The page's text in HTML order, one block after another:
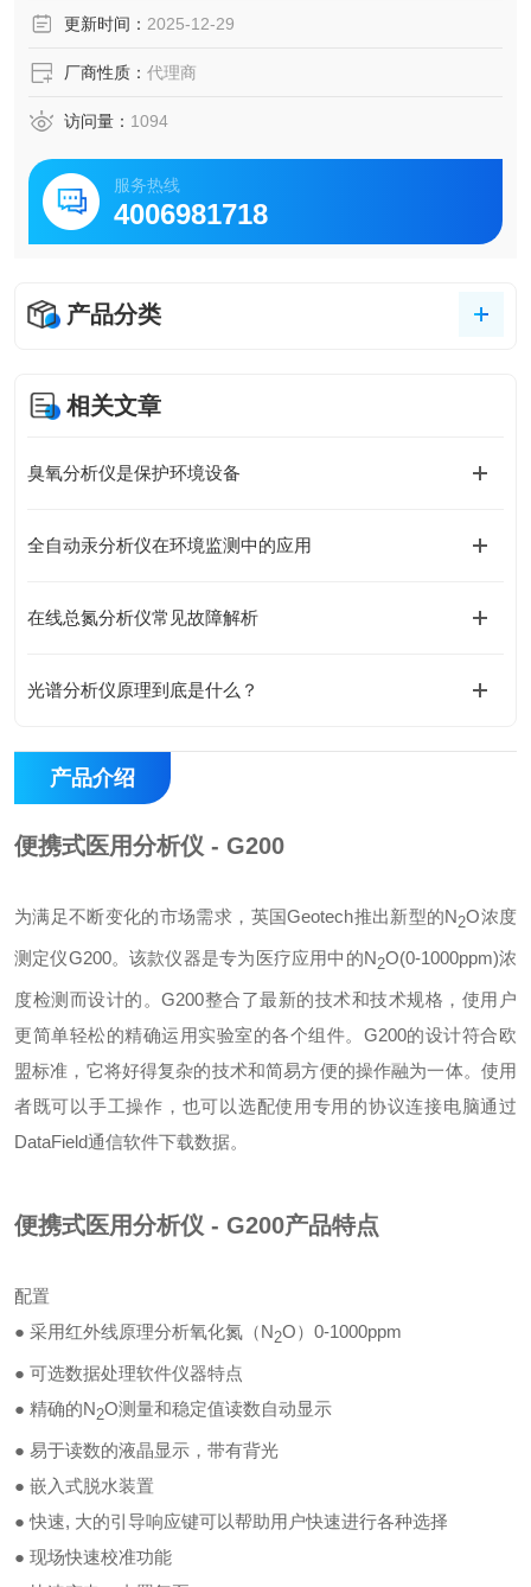
更新时间： 2025-12-29
厂商性质： 代理商
访问量： 1094
服务热线
4006981718
产品分类
相关文章
臭氧分析仪是保护环境设备
全自动汞分析仪在环境监测中的应用
在线总氮分析仪常见故障解析
光谱分析仪原理到底是什么？
产品介绍
便携式医用分析仪 - G200
为满足不断变化的市场需求，英国Geotech推出新型的N2O浓度
测定仪G200。该款仪器是专为医疗应用中的N2O(0-1000ppm)浓
度检测而设计的。G200整合了最新的技术和技术规格，使用户
更简单轻松的精确运用实验室的各个组件。G200的设计符合欧
盟标准，它将好得复杂的技术和简易方便的操作融为一体。使用
者既可以手工操作，也可以选配使用专用的协议连接电脑通过
DataField通信软件下载数据。
便携式医用分析仪 - G200产品特点
配置
● 采用红外线原理分析氧化氮（N2O）0-1000ppm
● 可选数据处理软件仪器特点
● 精确的N2O测量和稳定值读数自动显示
● 易于读数的液晶显示，带有背光
● 嵌入式脱水装置
● 快速, 大的引导响应键可以帮助用户快速进行各种选择
● 现场快速校准功能